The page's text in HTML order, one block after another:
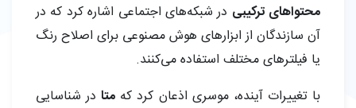
محتواهای ترکیبی در شبکه‌های اجتماعی اشاره کرد که در
آن سازندگان از ابزارهای هوش مصنوعی برای اصلاح رنگ
یا فیلترهای مختلف استفاده می‌کنند.
با تغییرات آینده، موسری اذعان کرد که متادر شناسایی